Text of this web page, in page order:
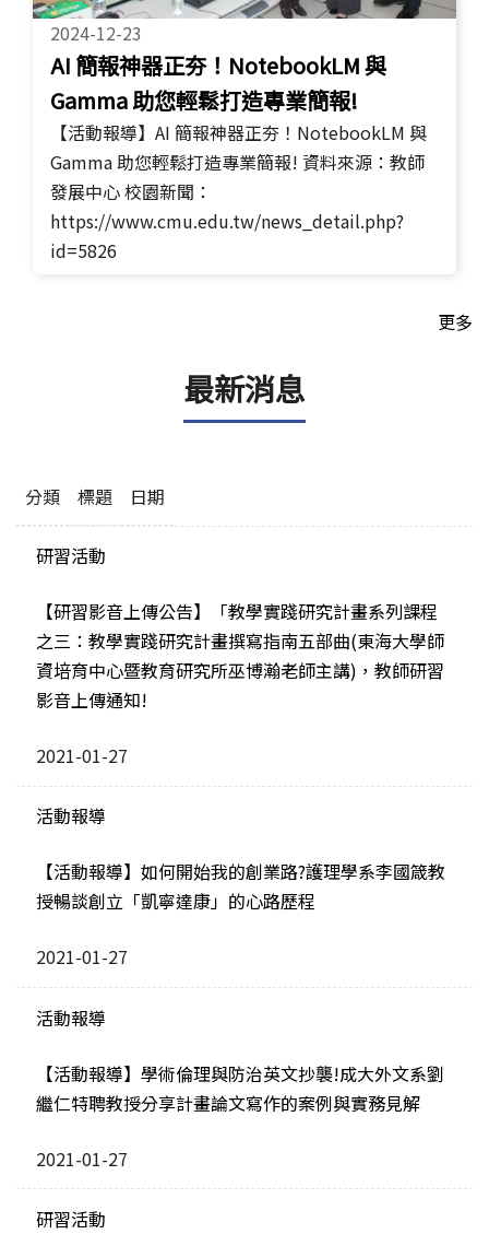
2024-12-23
AI 簡報神器正夯！NotebookLM 與
Gamma 助您輕鬆打造專業簡報!
【活動報導】AI 簡報神器正夯！NotebookLM 與
Gamma 助您輕鬆打造專業簡報! 資料來源：教師
發展中心 校園新聞：
https://www.cmu.edu.tw/news_detail.php?
id=5826
更多
最新消息
分類 標題 日期
研習活動
【研習影音上傳公告】「教學實踐研究計畫系列課程
之三：教學實踐研究計畫撰寫指南五部曲(東海大學師
資培育中心暨教育研究所巫博瀚老師主講)，教師研習
影音上傳通知!
2021-01-27
活動報導
【活動報導】如何開始我的創業路?護理學系李國箴教
授暢談創立「凱寧達康」的心路歷程
2021-01-27
活動報導
【活動報導】學術倫理與防治英文抄襲!成大外文系劉
繼仁特聘教授分享計畫論文寫作的案例與實務見解
2021-01-27
研習活動